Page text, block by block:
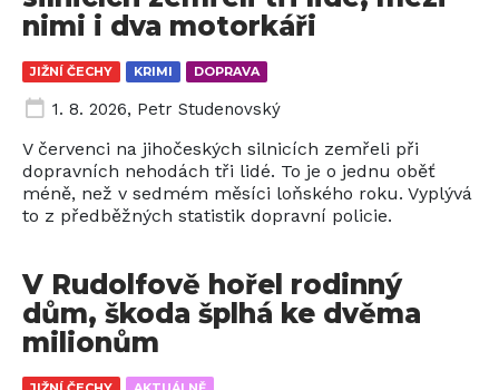
JIŽNÍ ČECHY KRIMI DOPRAVA
nimi i dva motorkáři
1. 8. 2026, Petr Studenovský
V červenci na jihočeských silnicích zemřeli při
dopravních nehodách tři lidé. To je o jednu oběť
méně, než v sedmém měsíci loňského roku. Vyplývá
to z předběžných statistik dopravní policie.
V Rudolfově hořel rodinný
dům, škoda šplhá ke dvěma
milionům